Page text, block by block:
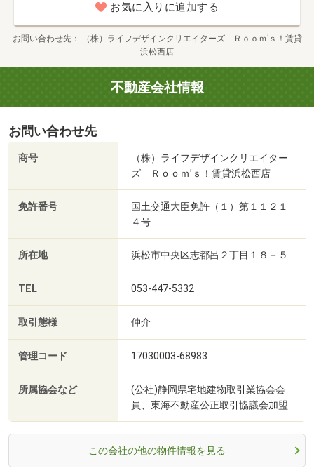
お気に入りに追加する
お問い合わせ先
（株）ライフデザインクリエイターズ Ｒｏｏｍ’ｓ！賃貸
浜松西店
不動産会社情報
お問い合わせ先
商号
（株）ライフデザインクリエイター
ズ Ｒｏｏｍ’ｓ！賃貸浜松西店
免許番号
国土交通大臣免許（１）第１１２１
４号
所在地 浜松市中央区志都呂２丁目１８－５
TEL 053-447-5332
取引態様 仲介
管理コード 17030003-68983
所属協会など
(公社)静岡県宅地建物取引業協会会
員、東海不動産公正取引協議会加盟
この会社の他の物件情報を見る